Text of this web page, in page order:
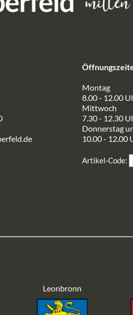
Montag
8.00 - 12.00
Mittwoch
7.30 - 12.30
Donnerstag
10.00 - 12.00
Artikel-Code:
Leonbronn